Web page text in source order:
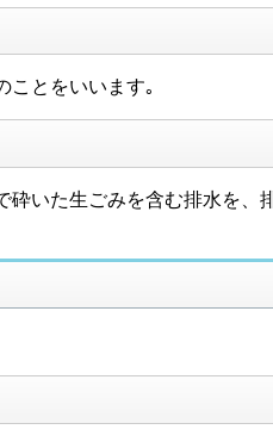
とをいいます｡
いた生ごみを含む排水を、